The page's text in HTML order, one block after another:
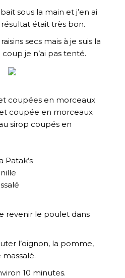
sous la main et j’en ai
était très bon.
secs mais à je suis la
je n’ai pas tenté.
coupées en morceaux
coupée en morceaux
sirop coupés en
Patak’s
revenir le poulet dans
l’oignon, la pomme,
massalé.
10 minutes.